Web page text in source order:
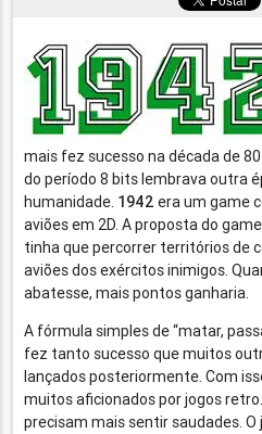
mais fez sucesso na década de
do período 8 bits lembrava outra
humanidade. 1942 era um game
aviões em 2D. A proposta do
tinha que percorrer territórios de
aviões dos exércitos inimigos.
abatesse, mais pontos ganharia.
A fórmula simples de “matar,
fez tanto sucesso que muitos
lançados posteriormente. Com
muitos aficionados por jogos
precisam mais sentir saudades.